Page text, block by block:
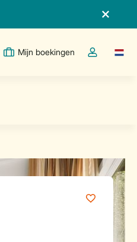
Mijn boekingen
Open deTaal